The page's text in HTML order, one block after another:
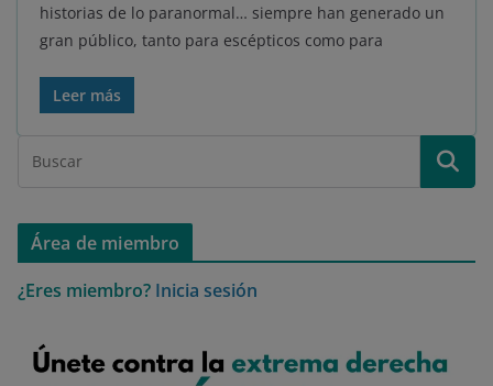
historias de lo paranormal… siempre han generado un
gran público, tanto para escépticos como para
Leer más
Área de miembro
¿Eres miembro? Inicia sesión